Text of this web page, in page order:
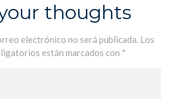
thoughts
electrónico no será publicada. Los
están marcados con *